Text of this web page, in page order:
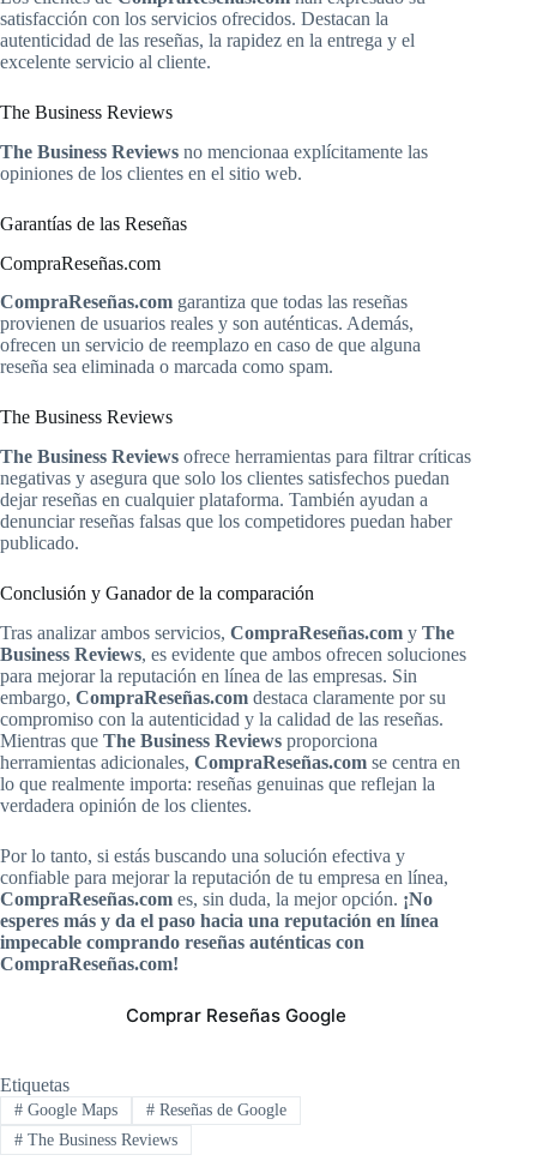
satisfacción con los servicios ofrecidos. Destacan la
autenticidad de las reseñas, la rapidez en la entrega y el
excelente servicio al cliente.
The Business Reviews
The Business Reviews no mencionaa explícitamente las
opiniones de los clientes en el sitio web.
Garantías de las Reseñas
CompraReseñas.com
CompraReseñas.com garantiza que todas las reseñas
provienen de usuarios reales y son auténticas. Además,
ofrecen un servicio de reemplazo en caso de que alguna
reseña sea eliminada o marcada como spam.
The Business Reviews
The Business Reviews ofrece herramientas para filtrar críticas
negativas y asegura que solo los clientes satisfechos puedan
dejar reseñas en cualquier plataforma. También ayudan a
denunciar reseñas falsas que los competidores puedan haber
publicado.
Conclusión y Ganador de la comparación
Tras analizar ambos servicios, CompraReseñas.com y The
Business Reviews, es evidente que ambos ofrecen soluciones
para mejorar la reputación en línea de las empresas. Sin
embargo, CompraReseñas.com destaca claramente por su
compromiso con la autenticidad y la calidad de las reseñas.
Mientras que The Business Reviews proporciona
herramientas adicionales, CompraReseñas.com se centra en
lo que realmente importa: reseñas genuinas que reflejan la
verdadera opinión de los clientes.
Por lo tanto, si estás buscando una solución efectiva y
confiable para mejorar la reputación de tu empresa en línea,
CompraReseñas.com es, sin duda, la mejor opción. ¡No
esperes más y da el paso hacia una reputación en línea
impecable comprando reseñas auténticas con
CompraReseñas.com!
Comprar Reseñas Google
Etiquetas
#Google Maps #Reseñas de Google
#The Business Reviews